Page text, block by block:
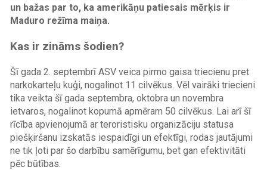
un bažas par to, ka amerikāņu patiesais mērķis ir
Maduro režīma maiņa.
Kas ir zināms šodien?
Šī gada 2. septembrī ASV veica pirmo gaisa triecienu pret
narkokarteļu kuģi, nogalinot 11 cilvēkus. Vēl vairāki triecieni
tika veikta šī gada septembra, oktobra un novembra
ietvaros, nogalinot kopumā apmēram 50 cilvēkus. Lai arī šī
rīcība apvienojumā ar teroristisku organizāciju statusa
piešķiršanu izskatās iespaidīgi un efektīgi, rodas jautājumi
ne tik ļoti par šo darbību samērīgumu, bet gan efektivitāti
pēc būtības.